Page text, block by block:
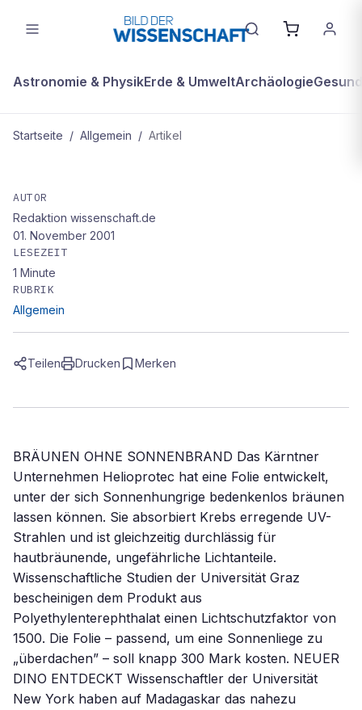
Astronomie & PhysikErde & UmweltArchäologie
Startseite / Allgemein / Artikel
Kurz & bündig
AUTOR
Redaktion wissenschaft.de
01. November 2001
LESEZEIT
1 Minute
RUBRIK
Allgemein
Teilen Drucken Merken
BRÄUNEN OHNE SONNENBRAND Das Kärntner
Unternehmen Helioprotec hat eine Folie entwickelt,
unter der sich Sonnenhungrige bedenkenlos bräunen
lassen können. Sie absorbiert Krebs erregende UV-
Strahlen und ist gleichzeitig durchlässig für
hautbräunende, ungefährliche Lichtanteile.
Wissenschaftliche Studien der Universität Graz
bescheinigen dem Produkt aus
Polyethylenterephthalat einen Lichtschutzfaktor von
1500. Die Folie – passend, um eine Sonnenliege zu
„überdachen” – soll knapp 300 Mark kosten. NEUER
DINO ENTDECKT Wissenschaftler der Universität
New York haben auf Madagaskar das nahezu